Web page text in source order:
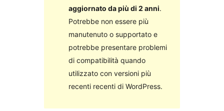
aggiornato da più di 2 anni.
Potrebbe non essere più
manutenuto o supportato e
potrebbe presentare problemi
di compatibilità quando
utilizzato con versioni più
recenti recenti di WordPress.